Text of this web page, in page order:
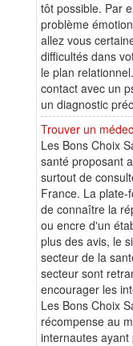
tôt possible. Par
problème
allez vous
difficultés dans
le plan
contact avec un
un diagnostic
Trouver un
Les Bons Choix
santé proposant
surtout de
France. La
de connaître la
ou encre d'un
plus des avis, le
secteur de la
secteur sont
encourager les
Les Bons Choix
récompense au
internautes ayant